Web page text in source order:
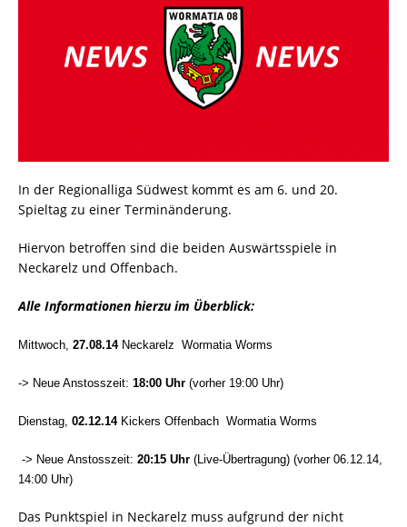
In der Regionalliga Südwest kommt es am 6. und 20.
Spieltag zu einer Terminänderung.
Hiervon betroffen sind die beiden Auswärtsspiele in
Neckarelz und Offenbach.
Alle Informationen hierzu im Überblick:
Mittwoch, 27.08.14Neckarelz  Wormatia Worms
-> Neue Anstosszeit: 18:00 Uhr (vorher 19:00 Uhr)
Dienstag, 02.12.14Kickers Offenbach  Wormatia Worms
-> Neue Anstosszeit: 20:15 Uhr (Live-Übertragung) (vorher 06.12.14,
14:00 Uhr)
Das Punktspiel in Neckarelz muss aufgrund der nicht